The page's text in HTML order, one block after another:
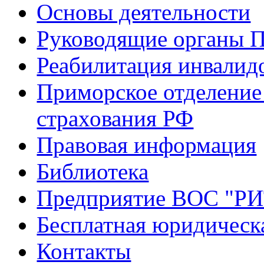
Основы деятельности
Руководящие органы
Реабилитация
Приморское
страхования РФ
Правовая информация
Библиотека
Предприятие ВОС
Бесплатная
Контакты